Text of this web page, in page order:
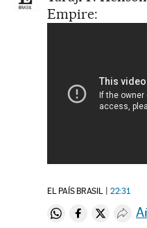
Empire:
EL PAÍS BRASIL 22:31
Compartir en
Compartir